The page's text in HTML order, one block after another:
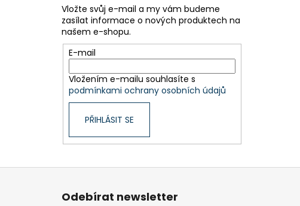
Vložte svůj e-mail a my vám budeme
zasílat informace o nových produktech na
našem e-shopu.
E-mail
Vložením e-mailu souhlasíte s
podmínkami ochrany osobních údajů
PŘIHLÁSIT SE
Z
Odebírat newsletter